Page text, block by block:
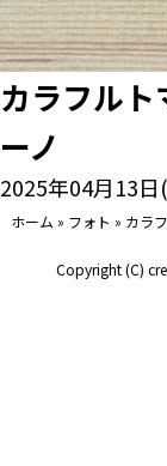
カラフル
ーノ
2025年04月13日
ホーム » フォト » カラ
Copyright (C)